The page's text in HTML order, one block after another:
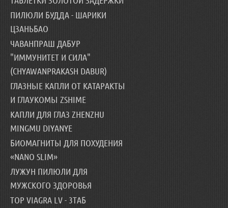
ПИЛЮЛИ БУДДА - ШАРИКИ
ЦЗАНЬБАО
ЧАВАНПРАШ ДАБУР
"ИММУНИТЕТ И СИЛА"
(CHYAWANPRAKASH DABUR)
ГЛАЗНЫЕ КАПЛИ ОТ КАТАРАКТЫ
И ГЛАУКОМЫ ZSHIME
КАПЛИ ДЛЯ ГЛАЗ ZHENZHU
MINGMU DIYANYE
БИОМАГНИТЫ ДЛЯ ПОХУДЕНИЯ
«NANO SLIM»
ЛУЖУН ПИЛЮЛИ ДЛЯ
МУЖСКОГО ЗДОРОВЬЯ
TOP VIAGRA LV - 3ТАБ